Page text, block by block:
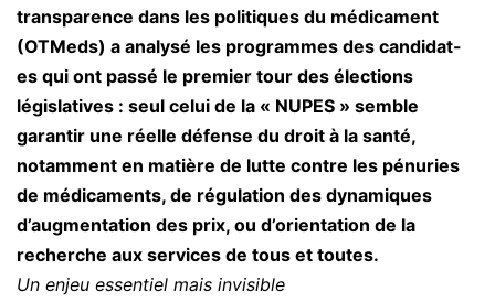
transparence dans les politiques du médicament
(OTMeds) a analysé les programmes des candidat-
es qui ont passé le premier tour des élections
législatives : seul celui de la « NUPES » semble
garantir une réelle défense du droit à la santé,
notamment en matière de lutte contre les pénuries
de médicaments, de régulation des dynamiques
d’augmentation des prix, ou d’orientation de la
recherche aux services de tous et toutes.
Un enjeu essentiel mais invisible